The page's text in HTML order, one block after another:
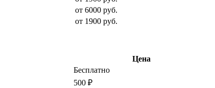
от 6000 руб.
от 1900 руб.
Цена
Бесплатно
500 ₽